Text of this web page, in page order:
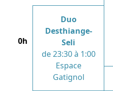
Duo
Desthiange-
Seli
de 23:30 à 1:00
Espace
Gatignol
0h